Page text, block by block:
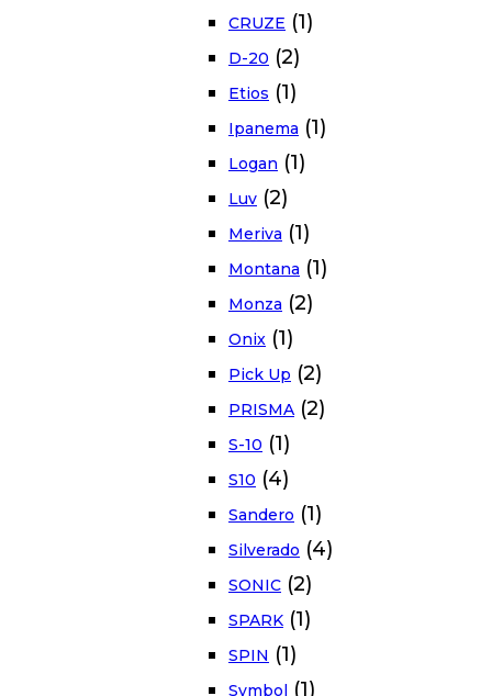
CRUZE (1)
D-20 (2)
Etios (1)
Ipanema (1)
Logan (1)
Luv (2)
Meriva (1)
Montana (1)
Monza (2)
Onix (1)
Pick Up (2)
PRISMA (2)
S-10 (1)
S10 (4)
Sandero (1)
Silverado (4)
SONIC (2)
SPARK (1)
SPIN (1)
Symbol (1)